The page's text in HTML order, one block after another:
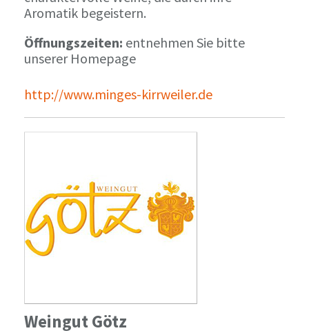
Aromatik begeistern.
Öffnungszeiten: entnehmen Sie bitte
unserer Homepage
http://www.minges-kirrweiler.de
Weingut Götz